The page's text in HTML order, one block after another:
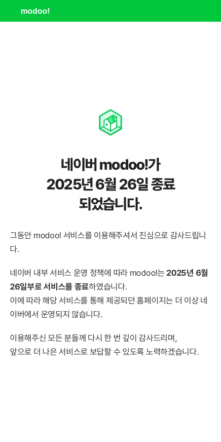
modoo!
네이버 modoo!가
2025년 6월 26일 종료
되었습니다.
그동안 modoo! 서비스를 이용해주셔서 진심으로 감사드립니
다.
네이버 내부 서비스 운영 정책에 따라 modoo!는 2025년 6월
26일부로 서비스를 종료하였습니다.
이에 따라 해당 서비스를 통해 제공되던 홈페이지는 더 이상 네
이버에서 운영되지 않습니다.
이용해주신 모든 분들께 다시 한 번 깊이 감사드리며,
앞으로 더 나은 서비스로 보답할 수 있도록 노력하겠습니다.